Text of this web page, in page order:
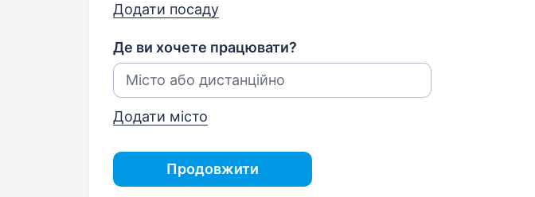
Додати посаду
Де ви хочете працювати?
Додати місто
Продовжити